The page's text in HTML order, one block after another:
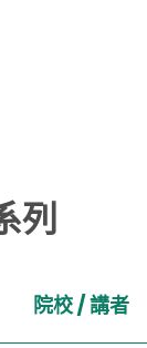
列
院校 /講者